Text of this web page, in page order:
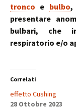
tronco e bulbo,
presentare
bulbari, che
respiratorio e/o
Correlati
effetto Cushing
28 Ottobre 2023